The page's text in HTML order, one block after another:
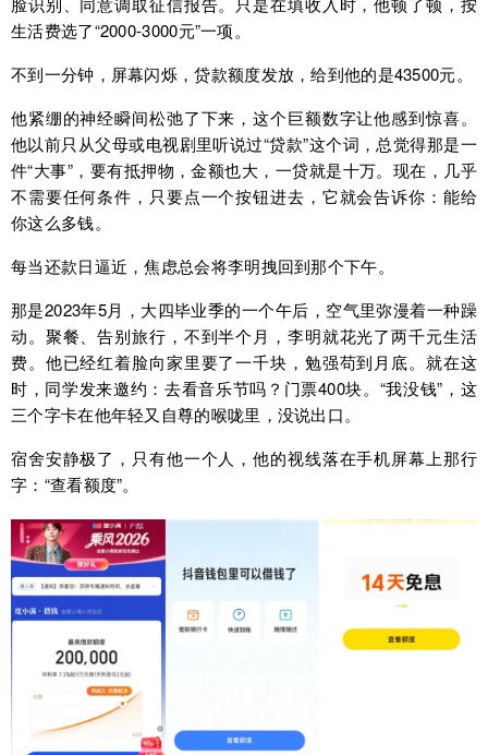
生活费选了“2000-3000元”一项。
不到一分钟，屏幕闪烁，贷款额度发放，给到他的是43500元。
他紧绷的神经瞬间松弛了下来，这个巨额数字让他感到惊喜。
他以前只从父母或电视剧里听说过“贷款”这个词，总觉得那是一
件“大事”，要有抵押物，金额也大，一贷就是十万。现在，几乎
不需要任何条件，只要点一个按钮进去，它就会告诉你：能给
你这么多钱。
每当还款日逼近，焦虑总会将李明拽回到那个下午。
那是2023年5月，大四毕业季的一个午后，空气里弥漫着一种躁
动。聚餐、告别旅行，不到半个月，李明就花光了两千元生活
费。他已经红着脸向家里要了一千块，勉强苟到月底。就在这
时，同学发来邀约：去看音乐节吗？门票400块。“我没钱”，这
三个字卡在他年轻又自尊的喉咙里，没说出口。
宿舍安静极了，只有他一个人，他的视线落在手机屏幕上那行
字：“查看额度”。